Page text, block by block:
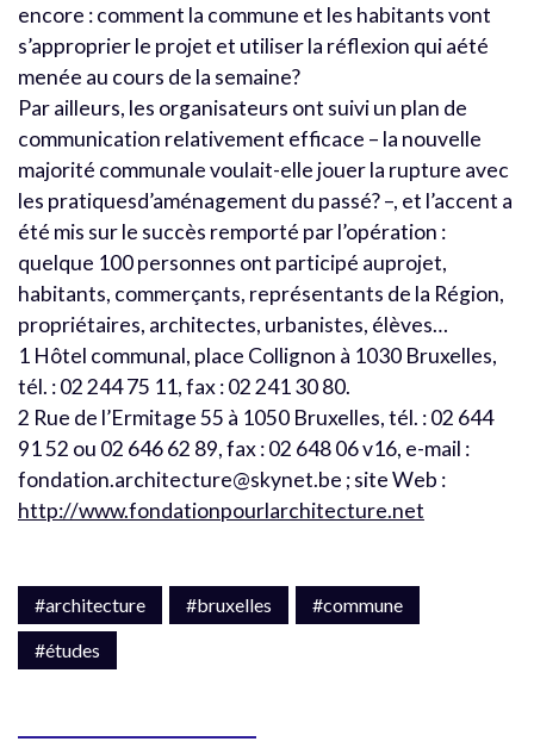
encore : comment la commune et les habitants vont
s’approprier le projet et utiliser la réflexion qui aété
menée au cours de la semaine?
Par ailleurs, les organisateurs ont suivi un plan de
communication relativement efficace – la nouvelle
majorité communale voulait-elle jouer la rupture avec
les pratiquesd’aménagement du passé? –, et l’accent a
été mis sur le succès remporté par l’opération :
quelque 100 personnes ont participé auprojet,
habitants, commerçants, représentants de la Région,
propriétaires, architectes, urbanistes, élèves…
1 Hôtel communal, place Collignon à 1030 Bruxelles,
tél. : 02 244 75 11, fax : 02 241 30 80.
2 Rue de l’Ermitage 55 à 1050 Bruxelles, tél. : 02 644
91 52 ou 02 646 62 89, fax : 02 648 06 v16, e-mail :
fondation.architecture@skynet.be ; site Web :
http://www.fondationpourlarchitecture.net
#architecture #bruxelles
#commune
#études